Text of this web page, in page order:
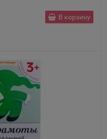
В корзину